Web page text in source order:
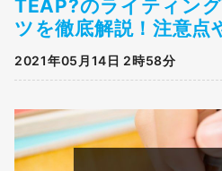
TEAP?のライティン
ツを徹底解説！注意点
2021年05月14日 2時58分